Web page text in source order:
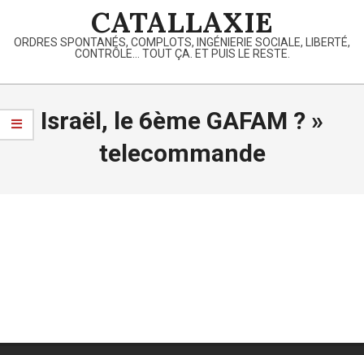
content
CATALLAXIE
ORDRES SPONTANÉS, COMPLOTS, INGÉNIERIE SOCIALE, LIBERTÉ,
CONTRÔLE… TOUT ÇA. ET PUIS LE RESTE.
Primary
Menu
Israël, le 6ème GAFAM ? »
telecommande
08-